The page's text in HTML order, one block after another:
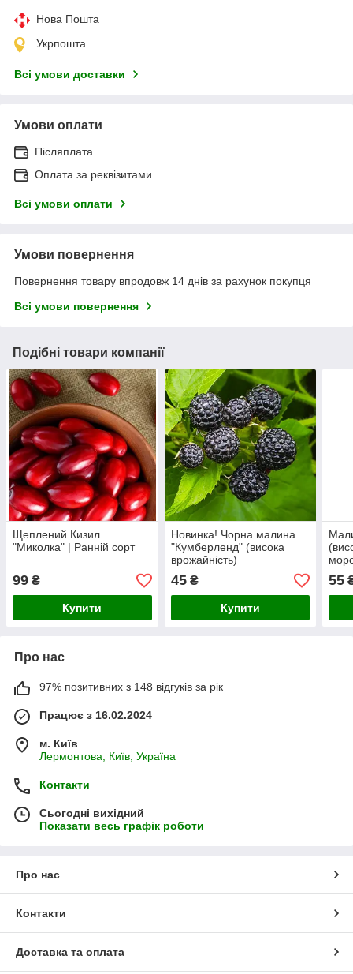
Нова Пошта
Укрпошта
Всі умови доставки
Умови оплати
Післяплата
Оплата за реквізитами
Всі умови оплати
Умови повернення
Повернення товару впродовж 14 днів за рахунок покупця
Всі умови повернення
Подібні товари компанії
Щеплений Кизил
"Миколка" | Ранній сорт
99 ₴
Купити
Новинка! Чорна малина
"Кумберленд" (висока
врожайність)
45₴
Купити
55
Про нас
97% позитивних з 148 відгуків за рік
Працює з 16.02.2024
м. Київ
Лермонтова, Київ, Україна
Контакти
Сьогодні вихідний
Показати весь графік роботи
Про нас
Контакти
Доставка та оплата